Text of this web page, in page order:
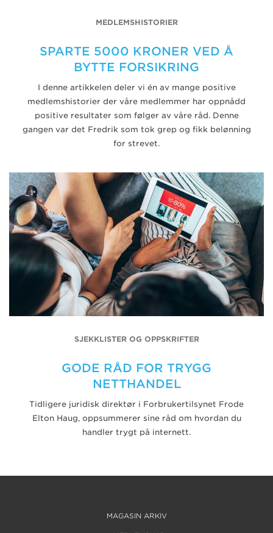
MEDLEMSHISTORIER
SPARTE 5000 KRONER VED Å
BYTTE FORSIKRING
I denne artikkelen deler vi én av mange positive
medlemshistorier der våre medlemmer har oppnådd
positive resultater som følger av våre råd. Denne
gangen var det Fredrik som tok grep og fikk belønning
for strevet.
SJEKKLISTER OG OPPSKRIFTER
GODE RÅD FOR TRYGG
NETTHANDEL
Tidligere juridisk direktør i Forbrukertilsynet Frode
Elton Haug, oppsummerer sine råd om hvordan du
handler trygt på internett.
MAGASIN ARKIV